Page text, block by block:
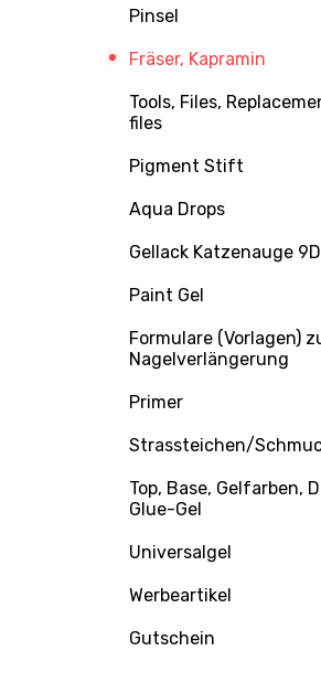
Pinsel
Fräser, Kapramin
Tools, Files,
files
Pigment Stift
Aqua Drops
Gellack Katzenauge 9D
Paint Gel
Formulare (Vorlagen)
Nagelverlängerung
Primer
Strassteichen/
Top, Base, Gelfarben,
Glue-Gel
Universalgel
Werbeartikel
Gutschein